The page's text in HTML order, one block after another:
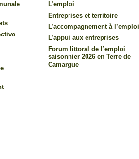
L’emploi
Entreprises et territoire
L’accompagnement à l’emploi
L’appui aux entreprises
Forum littoral de l’emploi
saisonnier 2026 en Terre de
Camargue